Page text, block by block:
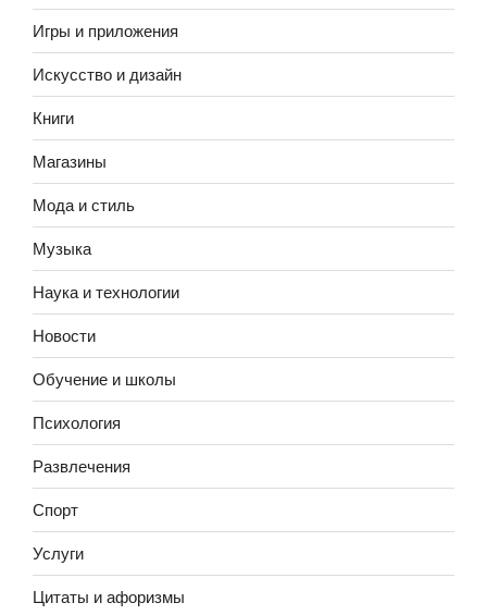
Игры и приложения
Искусство и дизайн
Книги
Магазины
Мода и стиль
Музыка
Наука и технологии
Новости
Обучение и школы
Психология
Развлечения
Спорт
Услуги
Цитаты и афоризмы